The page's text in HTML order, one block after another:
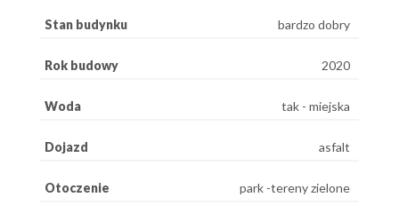
Stan budynku bardzo dobry
Rok budowy 2020
Woda tak - miejska
Dojazd asfalt
Otoczenie park -tereny zielone